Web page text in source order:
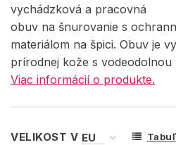
vychádzková a pracovná
obuv na šnurovanie s
materiálom na špici. Obuv je
prírodnej kože s vodeodolnou
Viac informácií o produkte.
VELIKOST V